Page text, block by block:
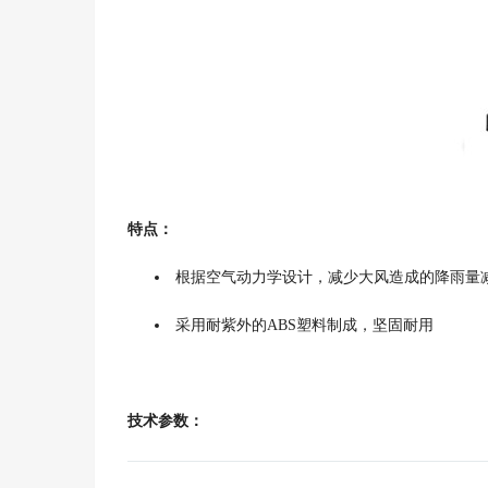
特点：
根据空气动力学设计，减少大风造成的降雨量
采用耐紫外的ABS塑料制成，坚固耐用
技术参数：